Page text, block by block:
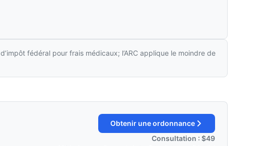
fédéral pour frais médicaux; l’ARC applique le moindre de
Obtenir une ordonnance
Consultation : $49